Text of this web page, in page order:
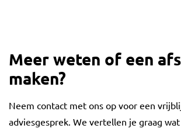
Meer weten of een
maken?
Neem contact met ons op voor een
adviesgesprek. We vertellen je graag